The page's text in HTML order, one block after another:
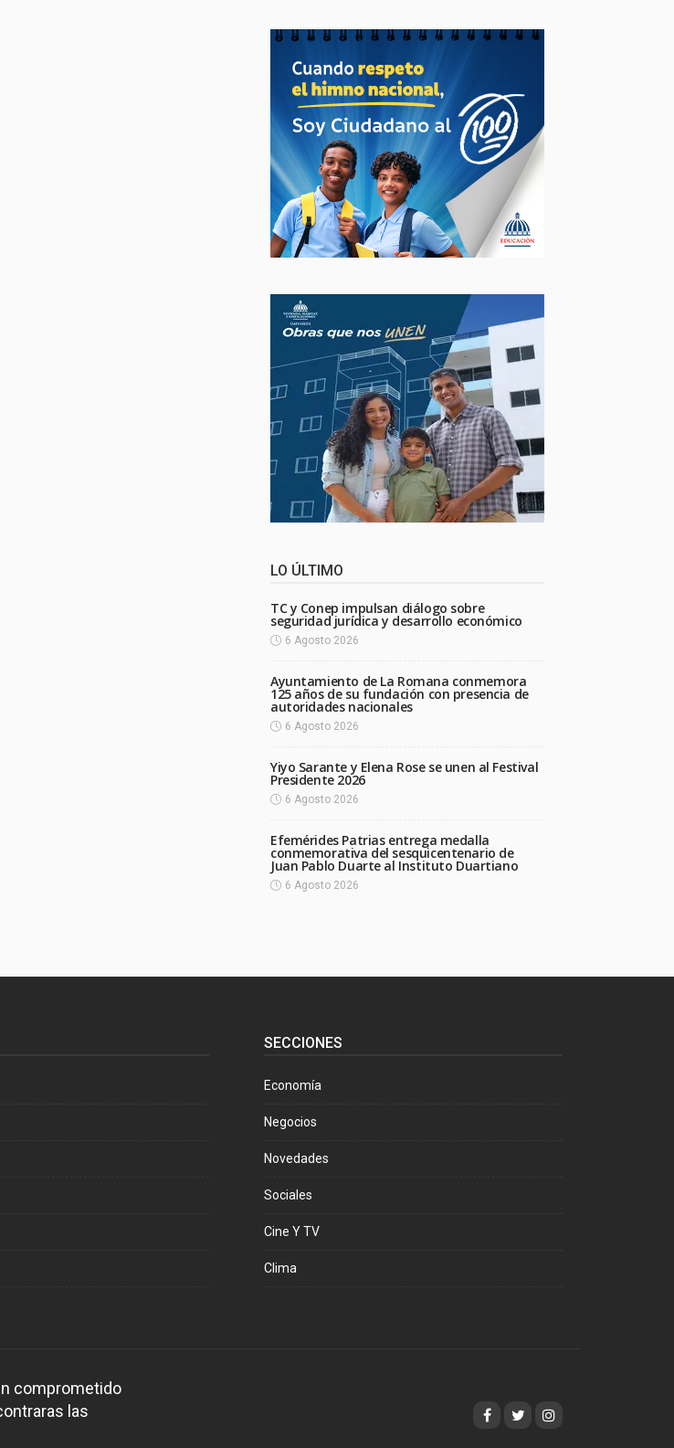
LO ÚLTIMO
TC y Conep impulsan diálogo sobre
seguridad jurídica y desarrollo económico
6 Agosto 2026
Ayuntamiento de La Romana conmemora
125 años de su fundación con presencia de
autoridades nacionales
6 Agosto 2026
Yiyo Sarante y Elena Rose se unen al Festival
Presidente 2026
6 Agosto 2026
Efemérides Patrias entrega medalla
conmemorativa del sesquicentenario de
Juan Pablo Duarte al Instituto Duartiano
6 Agosto 2026
SECCIONES
Economía
Negocios
Novedades
Sociales
Cine Y TV
Clima
comprometido
las